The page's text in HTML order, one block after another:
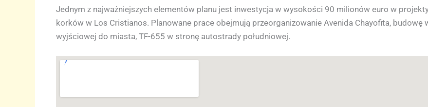
Jednym z najważniejszych elementów planu jest inwestycja w wysokości 90 milionów euro w
korków w Los Cristianos. Planowane prace obejmują przeorganizowanie Avenida Chayofita, budowę
wyjściowej do miasta, TF-655 w stronę autostrady południowej.